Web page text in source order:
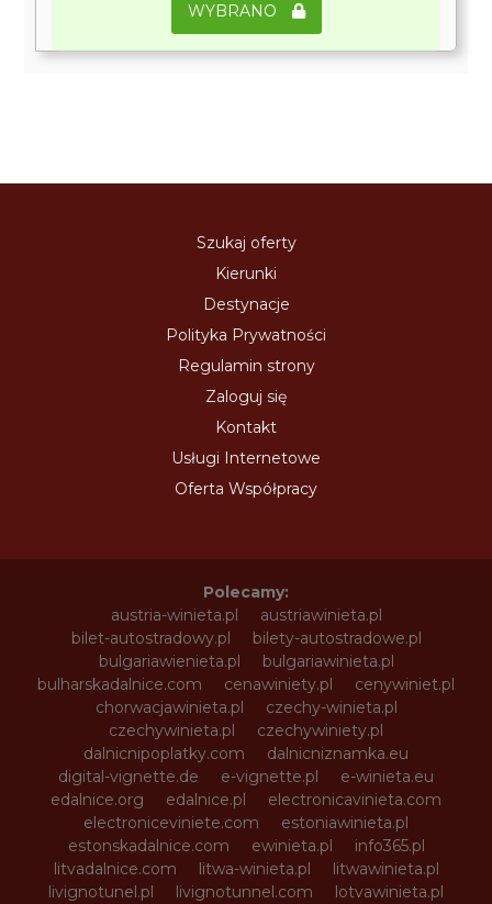
WYBRANO
Szukaj oferty
Kierunki
Destynacje
Polityka Prywatności
Regulamin strony
Zaloguj się
Kontakt
Usługi Internetowe
Oferta Współpracy
Polecamy:
austria-winieta.pl
austriawinieta.pl
bilet-autostradowy.pl
bilety-autostradowe.pl
bulgariawienieta.pl
bulgariawinieta.pl
bulharskadalnice.com
cenawiniety.pl
cenywiniet.pl
chorwacjawinieta.pl
czechy-winieta.pl
czechywinieta.pl
czechywiniety.pl
dalnicnipoplatky.com
dalnicniznamka.eu
digital-vignette.de
e-vignette.pl
e-winieta.eu
edalnice.org
edalnice.pl
electronicavinieta.com
electroniceviniete.com
estoniawinieta.pl
estonskadalnice.com
ewinieta.pl
info365.pl
litvadalnice.com
litwa-winieta.pl
litwawinieta.pl
livignotunel.pl
livignotunnel.com
lotvawinieta.pl